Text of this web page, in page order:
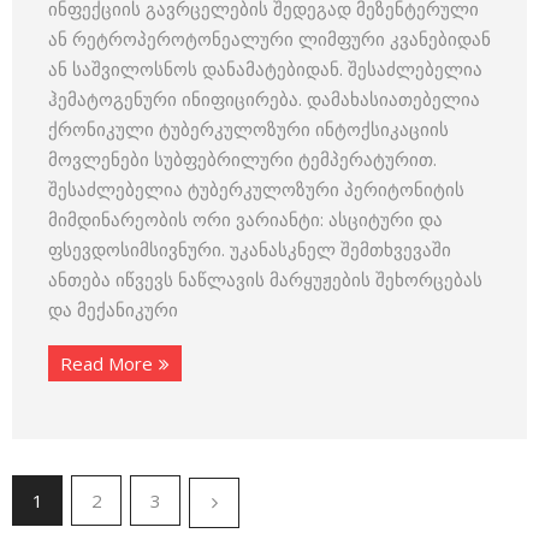
ინფექციის გავრცელების შედეგად მეზენტერული
ან რეტროპეროტონეალური ლიმფური კვანებიდან
ან საშვილოსნოს დანამატებიდან. შესაძლებელია
ჰემატოგენური ინიფიცირება. დამახასიათებელია
ქრონიკული ტუბერკულოზური ინტოქსიკაციის
მოვლენები სუბფებრილური ტემპერატურით.
შესაძლებელია ტუბერკულოზური პერიტონიტის
მიმდინარეობის ორი ვარიანტი: ასციტური და
ფსევდოსიმსივნური. უკანასკნელ შემთხვევაში
ანთება იწვევს ნაწლავის მარყუჟების შეხორცებას
და მექანიკური
Read More
1 2 3